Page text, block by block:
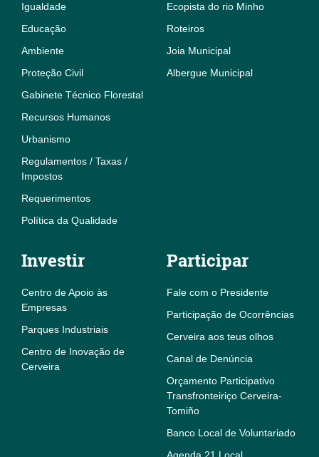
Igualdade
Educação
Ambiente
Proteção Civil
Gabinete Técnico Florestal
Recursos Humanos
Urbanismo
Regulamentos / Taxas /
Impostos
Requerimentos
Política da Qualidade
Ecopista do rio Minho
Roteiros
Joia Municipal
Albergue Municipal
Investir
Centro de Apoio às
Empresas
Parques Industriais
Centro de Inovação de
Cerveira
Participar
Fale com o Presidente
Participação de Ocorrências
Cerveira aos teus olhos
Canal de Denúncia
Orçamento Participativo
Transfronteiriço Cerveira-
Tomiño
Banco Local de Voluntariado